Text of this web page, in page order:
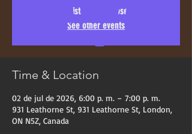
Registration is closed
See other events
Time & Location
02 de jul de 2026, 6:00 p. m. – 7:00 p. m.
931 Leathorne St, 931 Leathorne St, London,
ON N5Z, Canada